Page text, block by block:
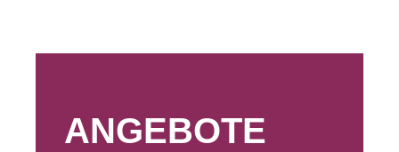
ANGEBOTE